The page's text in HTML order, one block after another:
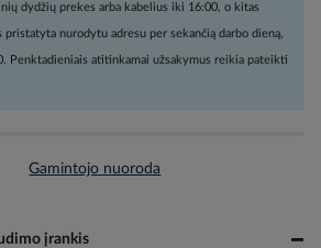
dydžių prekes arba kabelius iki 16:00, o kitas
nurodytu adresu per sekančią darbo dieną,
Penktadieniais atitinkamai užsakymus reikia pateikti
Gamintojo nuoroda
įrankis